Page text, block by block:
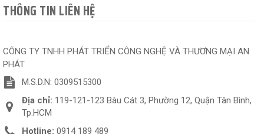
THÔNG TIN LIÊN HỆ
CÔNG TY TNHH PHÁT TRIỂN CÔNG NGHỆ VÀ THƯƠNG MẠI AN
PHÁT
M.S.D.N: 0309515300
Địa chỉ: 119-121-123 Bàu Cát 3, Phường 12, Quận Tân Bình,
Tp.HCM
Hotline: 0914 189 489